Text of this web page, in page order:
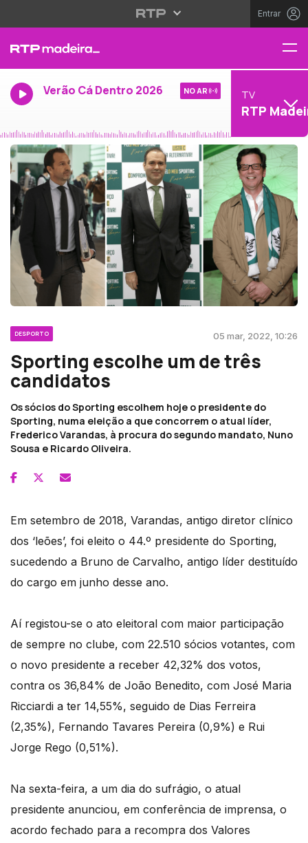
Entrar
Verão Cá Dentro 2026 NO AR TV
RTP
DESPORTO 05 mar, 2022, 10:26
Sporting escolhe um de três
candidatos
Os sócios do Sporting escolhem hoje o presidente do
Sporting, numa eleição a que concorrem o atual líder,
Frederico Varandas, à procura do segundo mandato, Nuno
Sousa e Ricardo Oliveira.
Em setembro de 2018, Varandas, antigo diretor clínico
dos ‘leões’, foi eleito o 44.º presidente do Sporting,
sucedendo a Bruno de Carvalho, antigo líder destituído
do cargo em junho desse ano.
Aí registou-se o ato eleitoral com maior participação
de sempre no clube, com 22.510 sócios votantes, com
o novo presidente a receber 42,32% dos votos,
contra os 36,84% de João Benedito, com José Maria
Ricciardi a ter 14,55%, seguido de Dias Ferreira
(2,35%), Fernando Tavares Pereira (0,9%) e Rui
Jorge Rego (0,51%).
Na sexta-feira, a um dia do sufrágio, o atual
presidente anunciou, em conferência de imprensa, o
acordo fechado para a recompra dos Valores